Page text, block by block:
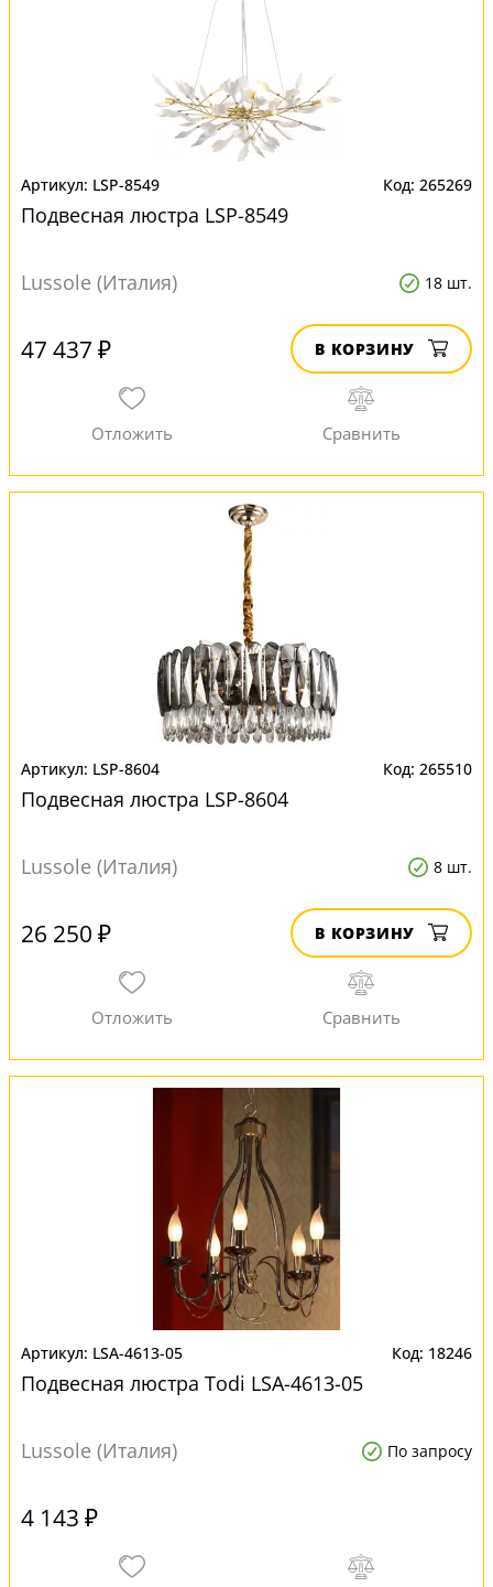
LSP-8549 265269
Подвесная люстра LSP-8549
Lussole (Италия) 18 шт.
47 437 ₽ В КОРЗИНУ
LSP-8604 265510
Подвесная люстра LSP-8604
Lussole (Италия) 8 шт.
26 250 ₽ В КОРЗИНУ
LSA-4613-05 18246
Подвесная люстра Todi LSA-4613-05
Lussole (Италия) По запросу
4 143 ₽